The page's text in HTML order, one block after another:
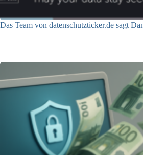
Das Team von datenschutzticker.de sagt